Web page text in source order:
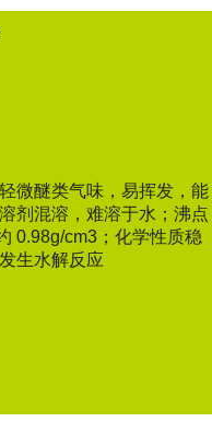
微醚类气味，易挥发，能
剂混溶，难溶于水；沸点
0.98g/cm3；化学性质稳
生水解反应